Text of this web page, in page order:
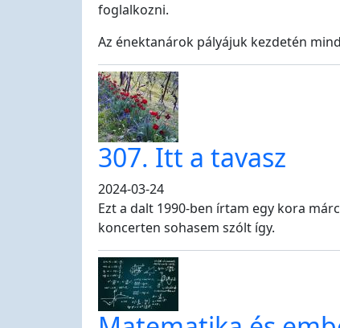
foglalkozni.
Az énektanárok pályájuk kezdetén
307. Itt a tavasz
2024-03-24
Ezt a dalt 1990-ben írtam egy kora
koncerten sohasem szólt így.